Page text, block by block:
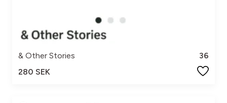
& Other Stories
36
280 SEK